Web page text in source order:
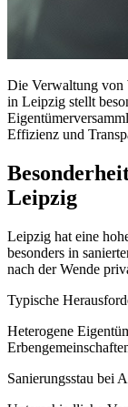
Die Verwaltung von
in Leipzig stellt
Effizienz und
Leipzig
Leipzig hat eine
besonders in
nach der Wende
Typische
Heterogene
Sanierungsstau bei